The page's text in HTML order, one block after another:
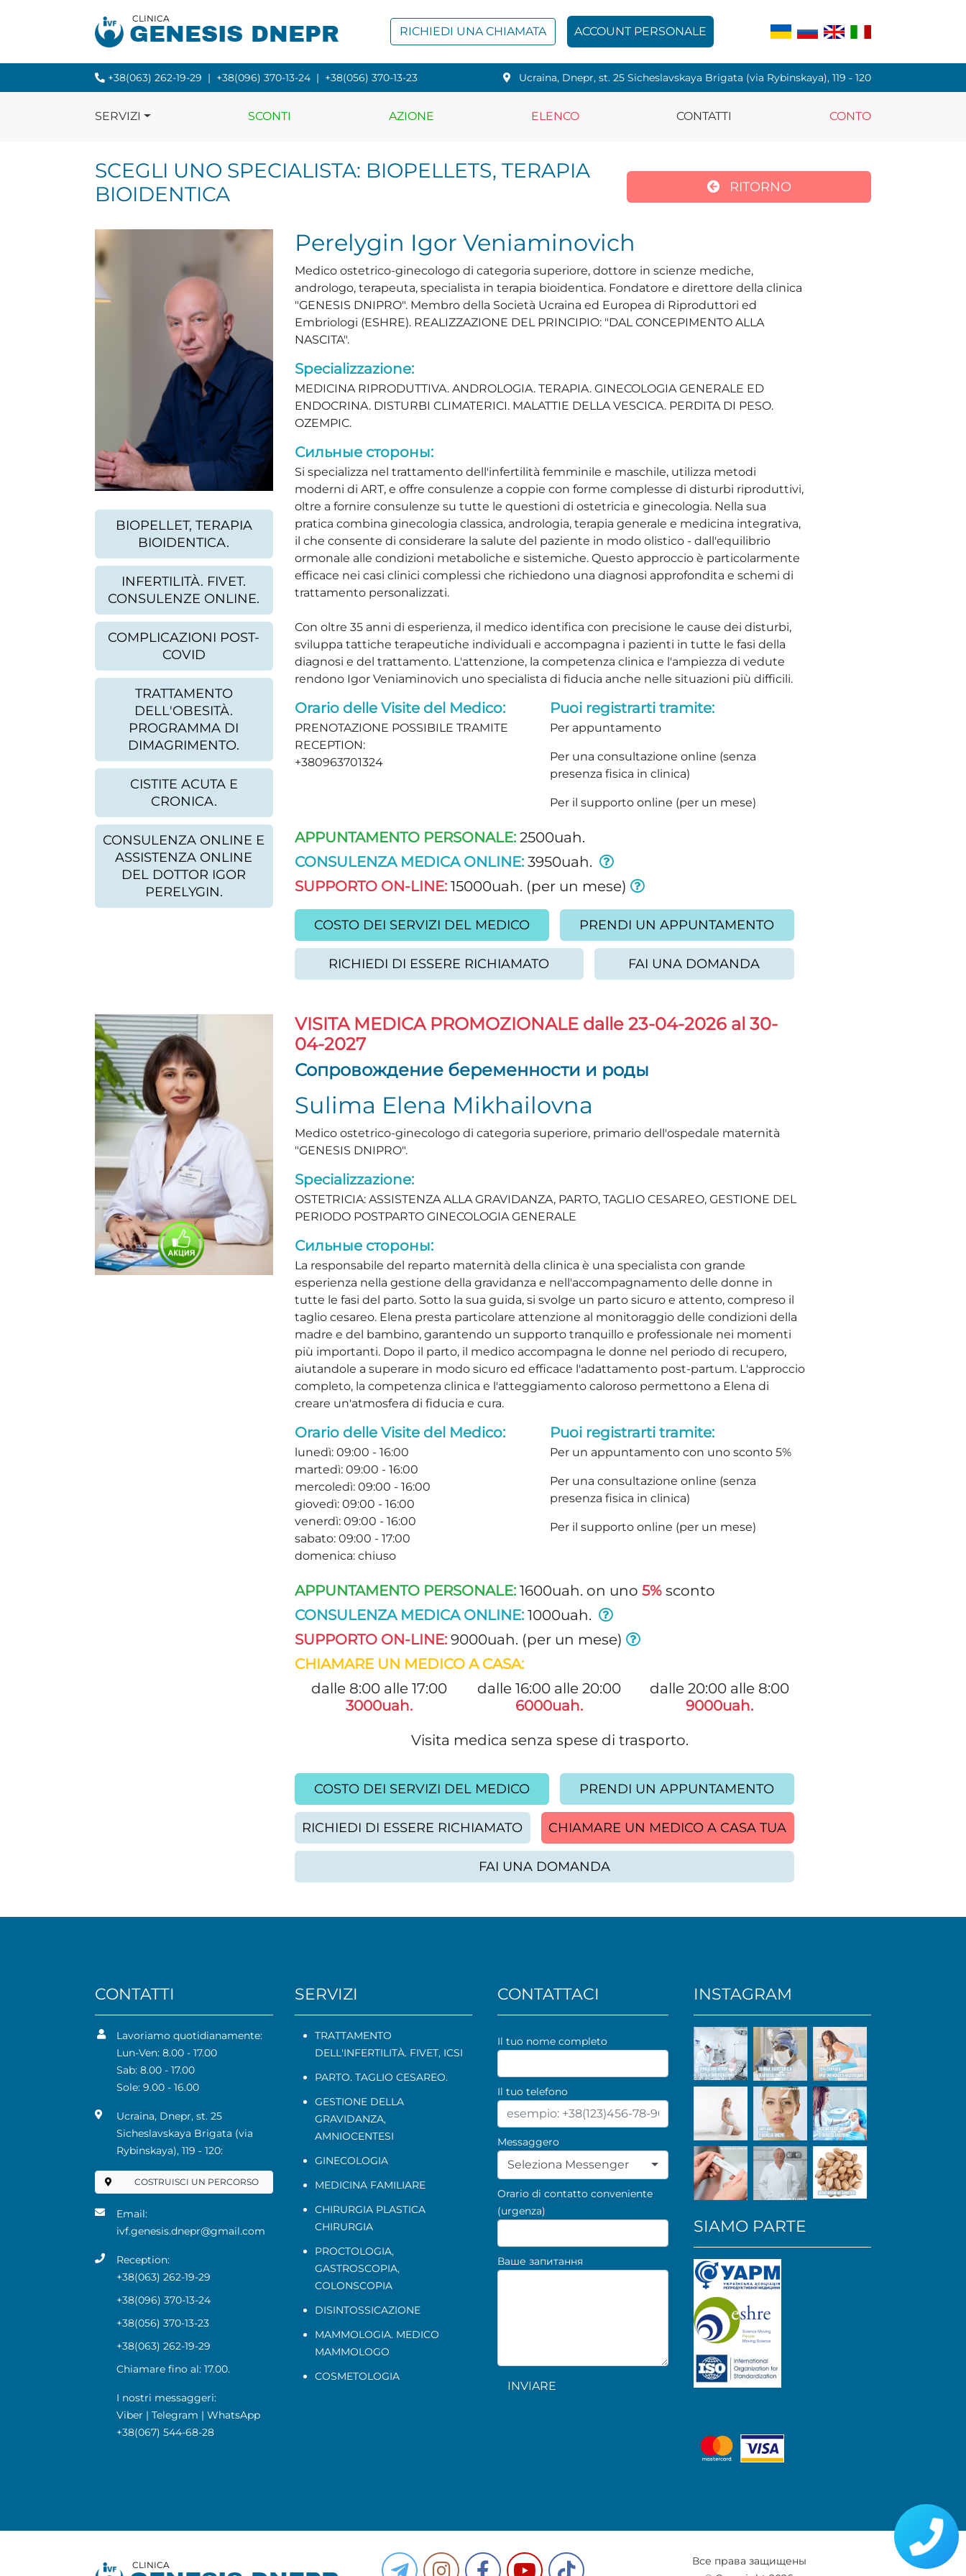
CLINICA
GENESIS DNEPR RICHIEDI UNA CHIAMATA ACCOUNT PERSONALE
+38(063) 262-19-29 | +38(096) 370-13-24 | +38(056) 370-13-23 Ucraina, Dnepr, st. 25 Sicheslavskaya Brigata (via Rybinskaya), 119 ‑ 120
SERVIZI SCONTI AZIONE ELENCO CONTATTI CONTO
SCEGLI UNO SPECIALISTA: BIOPELLETS, TERAPIA
BIOIDENTICA
RITORNO
BIOPELLET, TERAPIA
BIOIDENTICA.
INFERTILITÀ. FIVET.
CONSULENZE ONLINE.
COMPLICAZIONI POST-
COVID
TRATTAMENTO
DELL'OBESITÀ.
PROGRAMMA DI
DIMAGRIMENTO.
CISTITE ACUTA E
CRONICA.
CONSULENZA ONLINE E
ASSISTENZA ONLINE
DEL DOTTOR IGOR
PERELYGIN.
Perelygin Igor Veniaminovich
Medico ostetrico-ginecologo di categoria superiore, dottore in scienze mediche,
andrologo, terapeuta, specialista in terapia bioidentica. Fondatore e direttore della clinica
"GENESIS DNIPRO". Membro della Società Ucraina ed Europea di Riproduttori ed
Embriologi (ESHRE). REALIZZAZIONE DEL PRINCIPIO: "DAL CONCEPIMENTO ALLA
NASCITA".
Specializzazione:
MEDICINA RIPRODUTTIVA. ANDROLOGIA. TERAPIA. GINECOLOGIA GENERALE ED
ENDOCRINA. DISTURBI CLIMATERICI. MALATTIE DELLA VESCICA. PERDITA DI PESO.
OZEMPIC.
Сильные стороны:
Si specializza nel trattamento dell'infertilità femminile e maschile, utilizza metodi
moderni di ART, e offre consulenze a coppie con forme complesse di disturbi riproduttivi,
oltre a fornire consulenze su tutte le questioni di ostetricia e ginecologia. Nella sua
pratica combina ginecologia classica, andrologia, terapia generale e medicina integrativa,
il che consente di considerare la salute del paziente in modo olistico - dall'equilibrio
ormonale alle condizioni metaboliche e sistemiche. Questo approccio è particolarmente
efficace nei casi clinici complessi che richiedono una diagnosi approfondita e schemi di
trattamento personalizzati.
Con oltre 35 anni di esperienza, il medico identifica con precisione le cause dei disturbi,
sviluppa tattiche terapeutiche individuali e accompagna i pazienti in tutte le fasi della
diagnosi e del trattamento. L'attenzione, la competenza clinica e l'ampiezza di vedute
rendono Igor Veniaminovich uno specialista di fiducia anche nelle situazioni più difficili.
Orario delle Visite del Medico:
PRENOTAZIONE POSSIBILE TRAMITE
RECEPTION:
+380963701324
Puoi registrarti tramite:
Per appuntamento
Per una consultazione online (senza
presenza fisica in clinica)
Per il supporto online (per un mese)
APPUNTAMENTO PERSONALE: 2500uah.
CONSULENZA MEDICA ONLINE: 3950uah.
SUPPORTO ON-LINE: 15000uah. (per un mese)
COSTO DEI SERVIZI DEL MEDICO PRENDI UN APPUNTAMENTO
RICHIEDI DI ESSERE RICHIAMATO FAI UNA DOMANDA
VISITA MEDICA PROMOZIONALE dalle 23-04-2026 al 30-
04-2027
Сопровождение беременности и роды
Sulima Elena Mikhailovna
Medico ostetrico-ginecologo di categoria superiore, primario dell'ospedale maternità
"GENESIS DNIPRO".
Specializzazione:
OSTETRICIA: ASSISTENZA ALLA GRAVIDANZA, PARTO, TAGLIO CESAREO, GESTIONE DEL
PERIODO POSTPARTO GINECOLOGIA GENERALE
Сильные стороны:
La responsabile del reparto maternità della clinica è una specialista con grande
esperienza nella gestione della gravidanza e nell'accompagnamento delle donne in
tutte le fasi del parto. Sotto la sua guida, si svolge un parto sicuro e attento, compreso il
taglio cesareo. Elena presta particolare attenzione al monitoraggio delle condizioni della
madre e del bambino, garantendo un supporto tranquillo e professionale nei momenti
più importanti. Dopo il parto, il medico accompagna le donne nel periodo di recupero,
aiutandole a superare in modo sicuro ed efficace l'adattamento post-partum. L'approccio
completo, la competenza clinica e l'atteggiamento caloroso permettono a Elena di
creare un'atmosfera di fiducia e cura.
Orario delle Visite del Medico:
lunedì: 09:00 - 16:00
martedì: 09:00 - 16:00
mercoledì: 09:00 - 16:00
giovedì: 09:00 - 16:00
venerdì: 09:00 - 16:00
sabato: 09:00 - 17:00
domenica: chiuso
Puoi registrarti tramite:
Per un appuntamento con uno sconto 5%
Per una consultazione online (senza
presenza fisica in clinica)
Per il supporto online (per un mese)
APPUNTAMENTO PERSONALE: 1600uah. on uno 5%sconto
CONSULENZA MEDICA ONLINE: 1000uah.
SUPPORTO ON-LINE: 9000uah. (per un mese)
CHIAMARE UN MEDICO A CASA:
dalle 8:00 alle 17:00
3000uah.
dalle 16:00 alle 20:00
6000uah.
dalle 20:00 alle 8:00
9000uah.
Visita medica senza spese di trasporto.
COSTO DEI SERVIZI DEL MEDICO PRENDI UN APPUNTAMENTO
RICHIEDI DI ESSERE RICHIAMATO CHIAMARE UN MEDICO A CASA TUA
FAI UNA DOMANDA
CONTATTI
Lavoriamo quotidianamente:
Lun-Ven: 8.00 - 17.00
Sab: 8.00 - 17.00
Sole: 9.00 - 16.00
Ucraina, Dnepr, st. 25
Sicheslavskaya Brigata (via
Rybinskaya), 119 ‑ 120:
COSTRUISCI UN PERCORSO
Email:
ivf.genesis.dnepr@gmail.com
Reception:
+38(063) 262-19-29
+38(096) 370-13-24
+38(056) 370-13-23
+38(063) 262-19-29
Chiamare fino al: 17.00.
I nostri messaggeri:
Viber | Telegram | WhatsApp
+38(067) 544-68-28
SERVIZI
TRATTAMENTO
DELL'INFERTILITÀ. FIVET, ICSI
PARTO. TAGLIO CESAREO.
GESTIONE DELLA
GRAVIDANZA,
AMNIOCENTESI
GINECOLOGIA
MEDICINA FAMILIARE
CHIRURGIA PLASTICA
CHIRURGIA
PROCTOLOGIA,
GASTROSCOPIA,
COLONSCOPIA
DISINTOSSICAZIONE
MAMMOLOGIA. MEDICO
MAMMOLOGO
COSMETOLOGIA
CONTATTACI
Il tuo nome completo
Il tuo telefono
Messaggero
Seleziona Messenger
Orario di contatto conveniente
(urgenza)
Ваше запитання
INVIARE
INSTAGRAM
SIAMO PARTE
CLINICA
Все права защищены